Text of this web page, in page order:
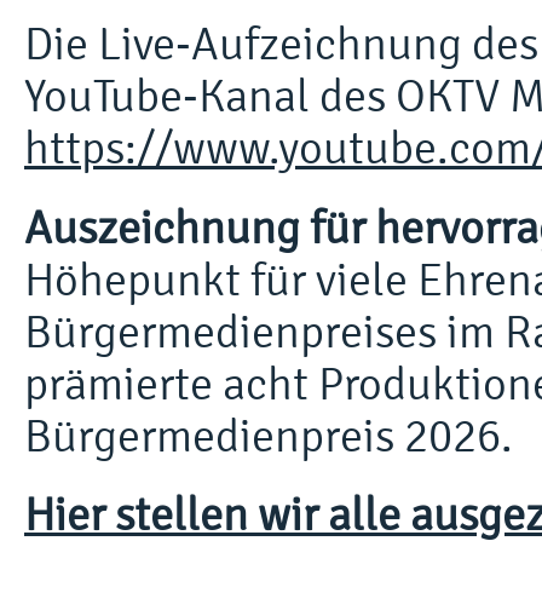
Die Live-Aufzeichnung
YouTube-Kanal des OKTV
https://
Auszeichnung für
Höhepunkt für viele
Bürgermedienpreises im
prämierte acht
Bürgermedienpreis 2026.
Hier stellen wir alle